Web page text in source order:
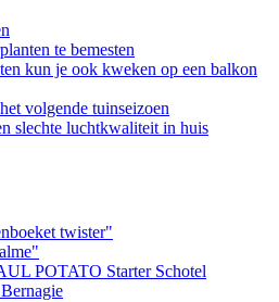
te bemesten
kun je ook kweken op een balkon
volgende tuinseizoen
slechte luchtkwaliteit in huis
twister"
POTATO Starter Schotel